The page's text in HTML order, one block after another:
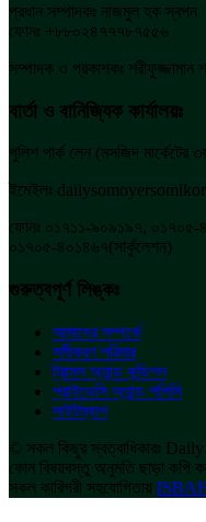
প্রধান সম্পাদকঃ নাজমুল হক স্বপন
ফোনঃ +৮৮০২৪৭৭৭৮৭৫৫৬
সম্পাদক ও প্রকাশকঃ শরীফুজ্জামান
বার্তা ও বানিজ্যিক কার্যালয়ঃ
পুলিশ পার্ক লেন (মসজিদ মার্কেটের
ইমেইলঃ
ফোনঃ ০১৭১১-৯০৯১৯৭, ০১৭০৫-
০১৭০৫-৪০১৪৬৭(সার্কুলেশন)
গুরুত্বপূর্ণ লিঙ্কঃ
আমাদের সম্পর্কে
সমীকরণ পরিবার
ট্রামস অ্যান্ড কন্ডিশন
প্রাইভেসি অ্যান্ড পলিসি
সাইটম্যাপ
© সকল কিছুর স্বত্বাধিকারঃ
কোন বিষয়বস্তু অনুমতি ছাড়া কপি
সকল কারিগরী সহযোগিতায়